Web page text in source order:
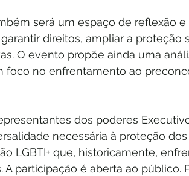
será um espaço de reflexão
direitos, ampliar a proteção
O evento propõe ainda uma
foco no enfrentamento ao
dos poderes
necessária à proteção
LGBTI+ que, historicamente,
A participação é aberta ao público.